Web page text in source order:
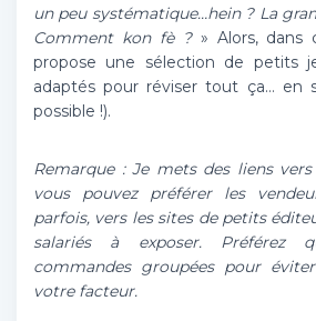
un peu systématique…hein ? La
Comment kon fè ?» Alors, dans
propose une sélection de petits
adaptés pour réviser tout ça… en
possible !).
Remarque : Je mets des liens
vous pouvez préférer les
parfois, vers les sites de petits
salariés à exposer. Préférez
commandes groupées pour
votre facteur.